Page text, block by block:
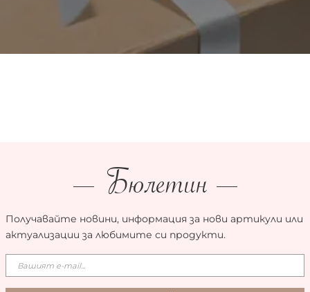
Бюлетин
Получавайте новини, информация за нови артикули или
актуализации за любимите си продукти.